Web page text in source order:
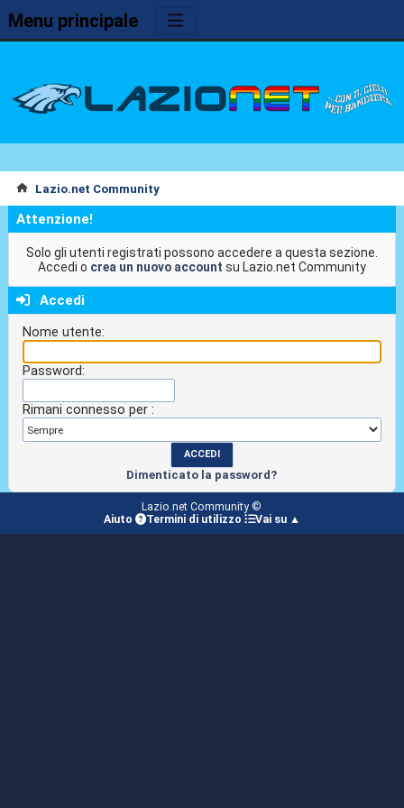
Menu principale
Lazio.net Community
Attenzione!
Solo gli utenti registrati possono accedere a questa sezione.
Accedi o crea un nuovo account su Lazio.net Community
Accedi
Nome utente:
Password:
Rimani connesso per :
Dimenticato la password?
Lazio.net Community ©
Aiuto
Termini di utilizzo Vai su ▲